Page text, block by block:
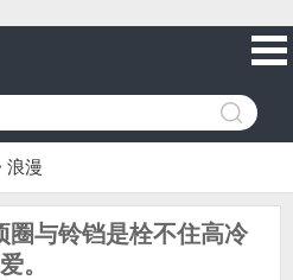
浪漫
圈与铃铛是栓不住高冷
。